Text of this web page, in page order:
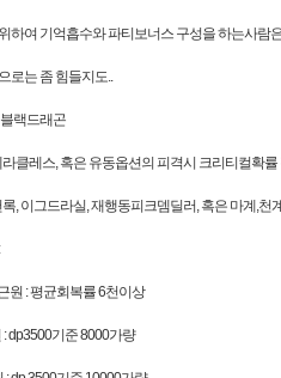
하여 기억흡수와 파티보너스 구성을 하는사람
로는 좀 힘들지도..
랙드래곤
라클레스, 혹은 유동옵션의 피격시 크리티컬확률
, 이그드라실, 재행동피크뎀딜러, 혹은 마계,천
원 : 평균회복률 6천이상
dp3500기준 8000가량